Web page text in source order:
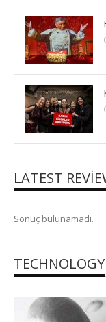
LATEST
Sonuç bulunamadı.
TECHNOLOGY